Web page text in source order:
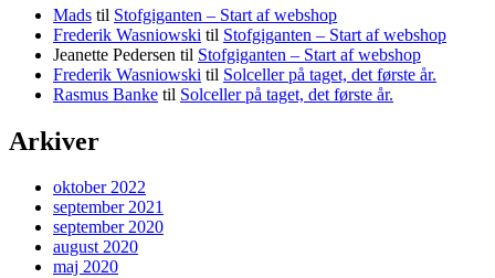
Mads til Stofgiganten – Start af webshop
Frederik Wasniowski til Stofgiganten – Start af webshop
Jeanette Pedersen til Stofgiganten – Start af webshop
Frederik Wasniowski til Solceller på taget, det første år.
Rasmus Banke til Solceller på taget, det første år.
Arkiver
oktober 2022
september 2021
september 2020
august 2020
maj 2020